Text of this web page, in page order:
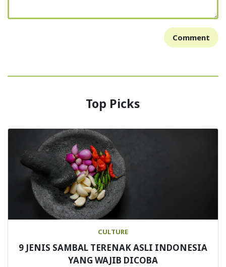
Comment
Top Picks
CULTURE
9 JENIS SAMBAL TERENAK ASLI INDONESIA
YANG WAJIB DICOBA